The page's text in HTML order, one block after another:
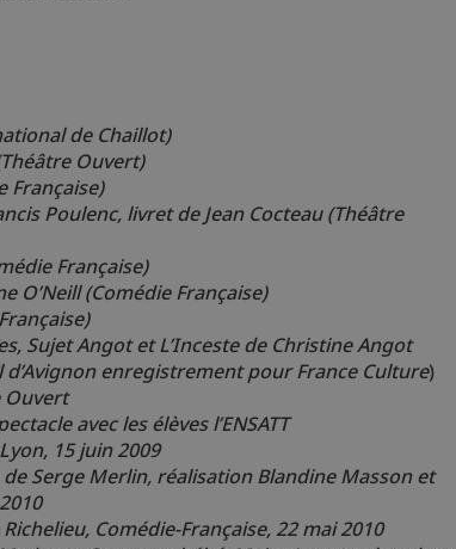
de Chaillot)
Ouvert)
Française)
Poulenc, livret de Jean Cocteau (Théâtre
Française)
O’Neill (Comédie Française)
Sujet Angot et L’Inceste de Christine Angot
enregistrement pour France Culture)
Ouvert
avec les élèves l’ENSATT
15 juin 2009
Serge Merlin, réalisation Blandine Masson et
Comédie-Française, 22 mai 2010